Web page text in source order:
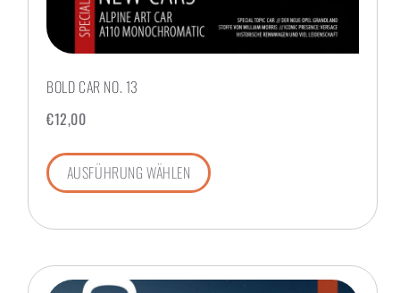
BOLD CAR NO. 13
€12,00
AUSFÜHRUNG WÄHLEN